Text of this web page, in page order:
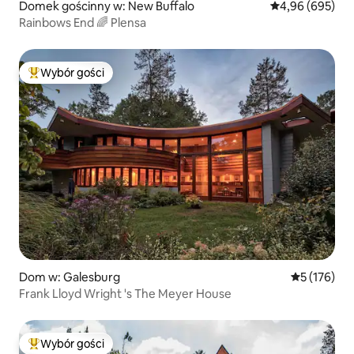
Domek gościnny w: New Buffalo Średnia
4,96 (695)
Rainbows End 🌈 Plensa
Najpopularniejsze z kategorii Wybór gości
Wybór gości
Dom w: Galesburg Średnia
5 (176)
Frank Lloyd Wright 's The Meyer House
Najpopularniejsze z kategorii Wybór gości
Wybór gości